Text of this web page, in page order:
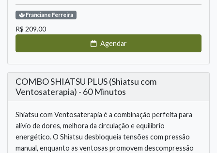
Franciane Ferreira
R$ 209.00
Agendar
COMBO SHIATSU PLUS (Shiatsu com
Ventosaterapia) - 60 Minutos
Shiatsu com Ventosaterapia é a combinação perfeita para
alívio de dores, melhora da circulação e equilíbrio
energético. O Shiatsu desbloqueia tensões com pressão
manual, enquanto as ventosas promovem descompressão